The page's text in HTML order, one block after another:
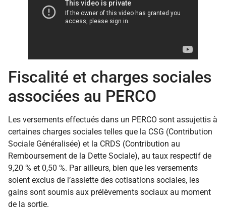
Fiscalité et charges sociales
associées au PERCO
Les versements effectués dans un PERCO sont assujettis à
certaines charges sociales telles que la CSG (Contribution
Sociale Généralisée) et la CRDS (Contribution au
Remboursement de la Dette Sociale), au taux respectif de
9,20 % et 0,50 %. Par ailleurs, bien que les versements
soient exclus de l’assiette des cotisations sociales, les
gains sont soumis aux prélèvements sociaux au moment
de la sortie.